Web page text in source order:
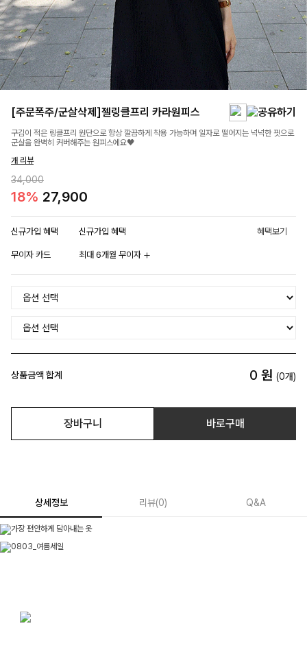
[주문폭주/군살삭제]젤링클프리 카라원피스
구김이 적은 링클프리 원단으로 항상 깔끔하게 착용 가능하며 일자로 떨어지는 넉넉한 핏으로
군살을 완벽히 커버해주는 원피스에요🖤
개 리뷰
34,000
18% 27,900
신규가입 혜택 신규가입 혜택 혜택보기
무이자 카드 최대 6개월 무이자
상품금액 합계 0 원 (0개)
장바구니 바로구매
상세정보 리뷰(0) Q&A